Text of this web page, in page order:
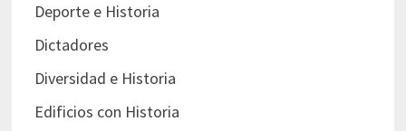
Deporte e Historia
Dictadores
Diversidad e Historia
Edificios con Historia